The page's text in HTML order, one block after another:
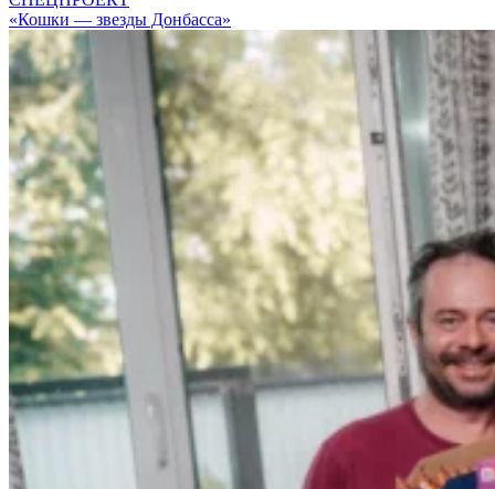
«Кошки — звезды Донбасса»